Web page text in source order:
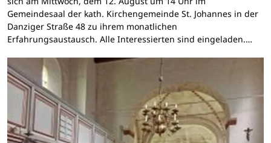
Gemeindesaal der kath. Kirchengemeinde St. Johannes in der
Danziger Straße 48 zu ihrem monatlichen
Erfahrungsaustausch. Alle Interessierten sind eingeladen.…